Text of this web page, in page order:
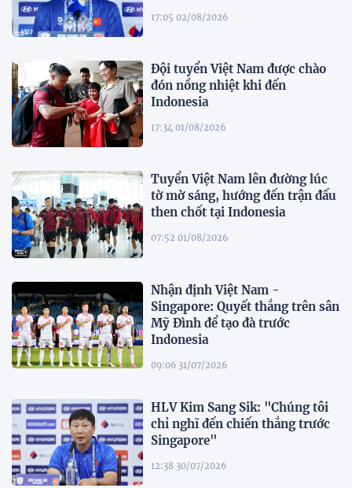
17:05 02/08/2026
Đội tuyển Việt Nam được chào
đón nồng nhiệt khi đến
Indonesia
17:34 01/08/2026
Tuyển Việt Nam lên đường lúc
tờ mờ sáng, hướng đến trận đấu
then chốt tại Indonesia
07:52 01/08/2026
Nhận định Việt Nam -
Singapore: Quyết thắng trên sân
Mỹ Đình để tạo đà trước
Indonesia
09:06 31/07/2026
HLV Kim Sang Sik: "Chúng tôi
chỉ nghĩ đến chiến thắng trước
Singapore"
12:38 30/07/2026